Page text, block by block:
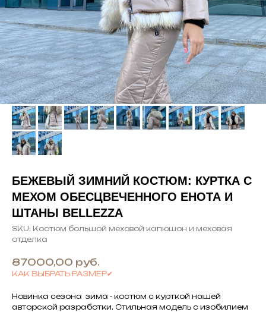
БЕЖЕВЫЙ ЗИМНИЙ КОСТЮМ: КУРТКА С
МЕХОМ ОБЕСЦВЕЧЕННОГО ЕНОТА И
ШТАНЫ BELLEZZA
SKU: Костюм большой меховой капюшон и меховая
отделка
87000,00 руб.
КАК ВЫБРАТЬ РАЗМЕР✔
Новинка сезона зима - костюм с курткой нашей
авторской разработки. Стильная модель с изобилием